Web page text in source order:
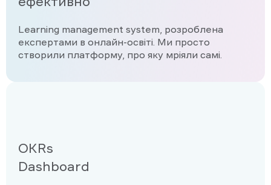
Learning management system, розроблена
експертами в онлайн-освіті. Ми просто
створили платформу, про яку мріяли самі.
OKRs
Dashboard